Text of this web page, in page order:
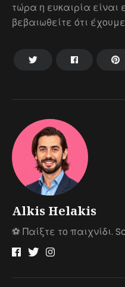
Alkis Helakis
⚽️ Παίξτε το παιχνίδι.
τώρα η ευκαιρία
βεβαιωθείτε ότι